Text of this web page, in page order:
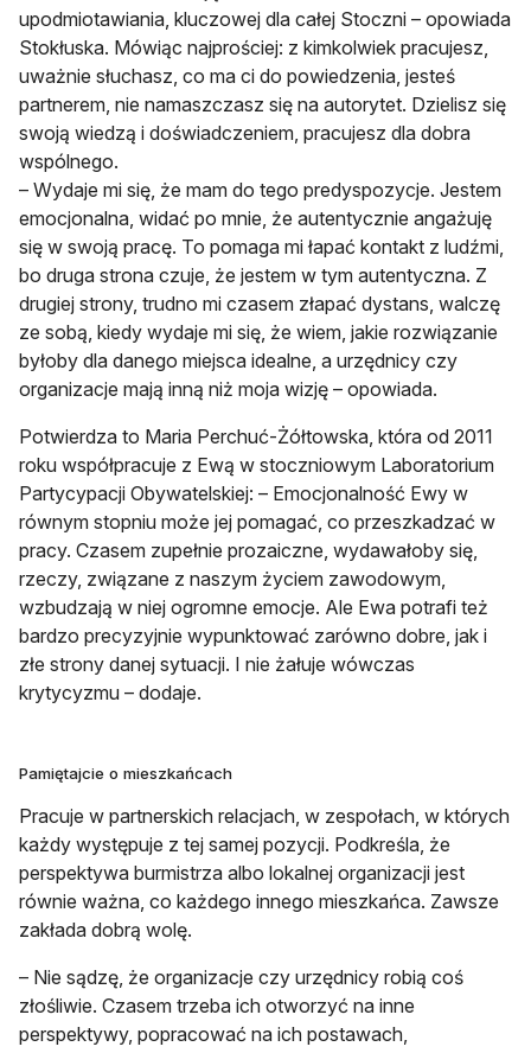
upodmiotawiania, kluczowej dla całej Stoczni – opowiada
Stokłuska. Mówiąc najprościej: z kimkolwiek pracujesz,
uważnie słuchasz, co ma ci do powiedzenia, jesteś
partnerem, nie namaszczasz się na autorytet. Dzielisz się
swoją wiedzą i doświadczeniem, pracujesz dla dobra
wspólnego.
– Wydaje mi się, że mam do tego predyspozycje. Jestem
emocjonalna, widać po mnie, że autentycznie angażuję
się w swoją pracę. To pomaga mi łapać kontakt z ludźmi,
bo druga strona czuje, że jestem w tym autentyczna. Z
drugiej strony, trudno mi czasem złapać dystans, walczę
ze sobą, kiedy wydaje mi się, że wiem, jakie rozwiązanie
byłoby dla danego miejsca idealne, a urzędnicy czy
organizacje mają inną niż moja wizję – opowiada.
Potwierdza to Maria Perchuć-Żółtowska, która od 2011
roku współpracuje z Ewą w stoczniowym Laboratorium
Partycypacji Obywatelskiej: – Emocjonalność Ewy w
równym stopniu może jej pomagać, co przeszkadzać w
pracy. Czasem zupełnie prozaiczne, wydawałoby się,
rzeczy, związane z naszym życiem zawodowym,
wzbudzają w niej ogromne emocje. Ale Ewa potrafi też
bardzo precyzyjnie wypunktować zarówno dobre, jak i
złe strony danej sytuacji. I nie żałuje wówczas
krytycyzmu – dodaje.
Pamiętajcie o mieszkańcach
Pracuje w partnerskich relacjach, w zespołach, w których
każdy występuje z tej samej pozycji. Podkreśla, że
perspektywa burmistrza albo lokalnej organizacji jest
równie ważna, co każdego innego mieszkańca. Zawsze
zakłada dobrą wolę.
– Nie sądzę, że organizacje czy urzędnicy robią coś
złośliwie. Czasem trzeba ich otworzyć na inne
perspektywy, popracować na ich postawach,